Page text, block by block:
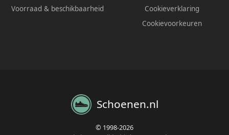
Voorraad & beschikbaarheid
Cookieverklaring
Cookievoorkeuren
Schoenen.nl
© 1998-2026